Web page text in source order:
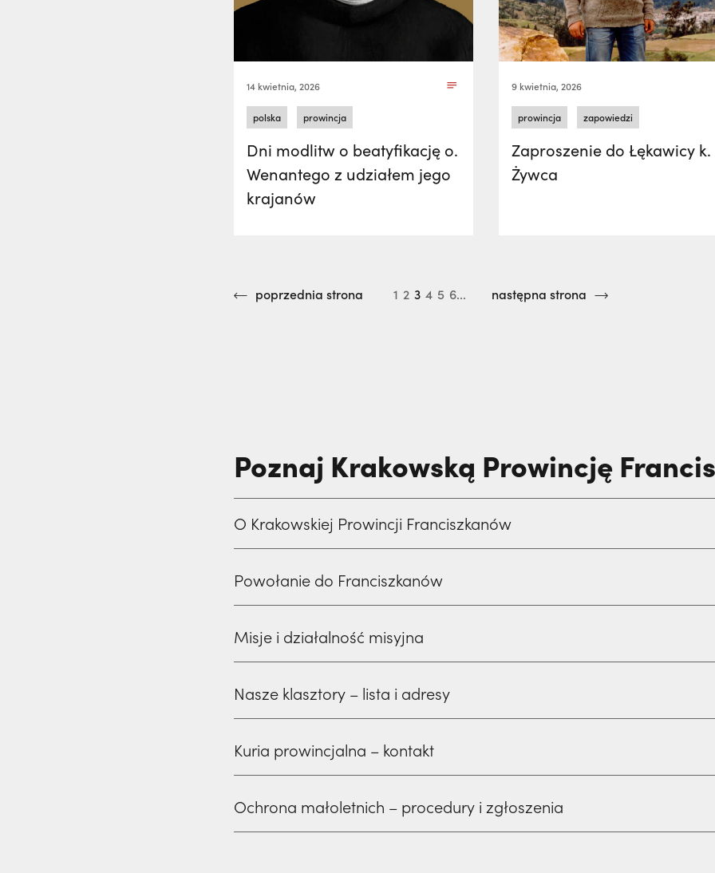
14 kwietnia, 2026
polska prowincja
Dni modlitw o beatyfikację o.
Wenantego z udziałem jego
krajanów
9 kwietnia, 2026
prowincja zapowiedzi
Zaproszenie do Łękawicy k.
Żywca
poprzednia strona 1 2 3 4 5 6... następna strona
Poznaj Krakowską Prowincję
O Krakowskiej Prowincji Franciszkanów
Powołanie do Franciszkanów
Misje i działalność misyjna
Nasze klasztory – lista i adresy
Kuria prowincjalna – kontakt
Ochrona małoletnich – procedury i zgłoszenia